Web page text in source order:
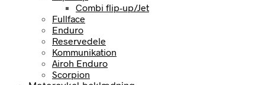
Combi flip-up/Jet
Fullface
Enduro
Reservedele
Kommunikation
Airoh Enduro
Scorpion